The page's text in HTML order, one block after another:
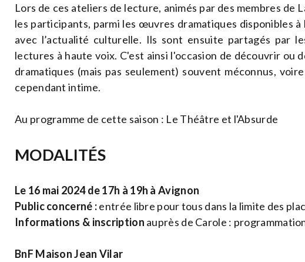
Lors de ces ateliers de lecture, animés par des membres de
les participants, parmi les œuvres dramatiques disponibles
avec l’actualité culturelle. Ils sont ensuite partagés par
lectures à haute voix. C'est ainsi l'occasion de découvrir ou
dramatiques (mais pas seulement) souvent méconnus,
cependant intime.
Au programme de cette saison : Le Théâtre et l'Absurde
MODALITÉS
Le 16 mai 2024 de 17h à 19h à Avignon
Public concerné :entrée libre pour tous dans la limite des
Informations & inscription auprès de Carole :
BnF Maison Jean Vilar